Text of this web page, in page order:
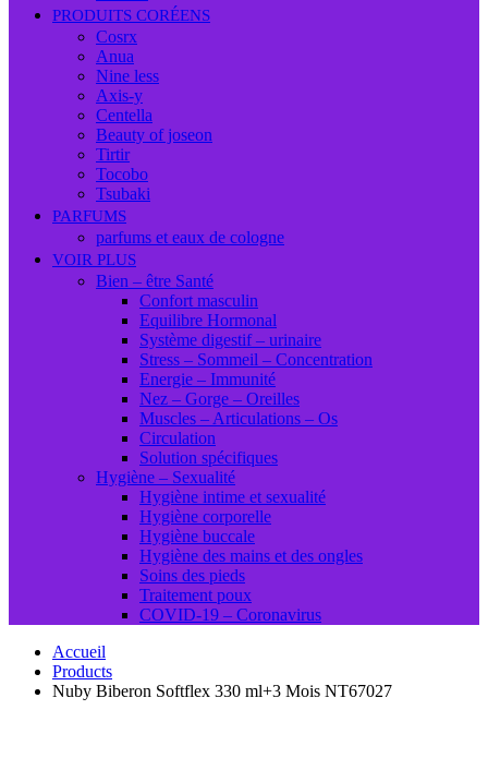
PRODUITS CORÉENS
Cosrx
Anua
Nine less
Axis-y
Centella
Beauty of joseon
Tirtir
Tocobo
Tsubaki
PARFUMS
parfums et eaux de cologne
VOIR PLUS
Bien – être Santé
Confort masculin
Equilibre Hormonal
Système digestif – urinaire
Stress – Sommeil – Concentration
Energie – Immunité
Nez – Gorge – Oreilles
Muscles – Articulations – Os
Circulation
Solution spécifiques
Hygiène – Sexualité
Hygiène intime et sexualité
Hygiène corporelle
Hygiène buccale
Hygiène des mains et des ongles
Soins des pieds
Traitement poux
COVID-19 – Coronavirus
Accueil
Products
Nuby Biberon Softflex 330 ml+3 Mois NT67027